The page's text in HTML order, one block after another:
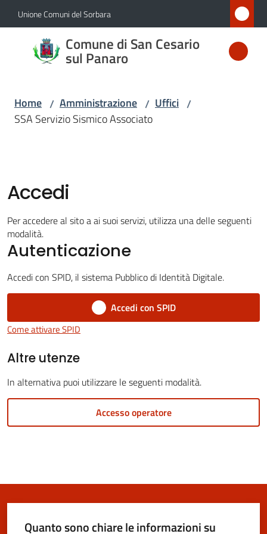
Vai al contenuto
Vai alla navigazione
Vai al footer
Unione Comuni del Sorbara
Comune di San Cesario
sul Panaro
Comune
di San
Panaro
Menu selezionato
Novità
Servizi
San
Panaro
gli
Home / Amministrazione / Uffici /
SSA Servizio Sismico Associato
Accedi
Per accedere al sito a ai suoi servizi, utilizza una delle seguenti
modalità.
Autenticazione
Accedi con SPID, il sistema Pubblico di Identità Digitale.
Accedi con SPID
Come attivare SPID
Altre utenze
In alternativa puoi utilizzare le seguenti modalità.
Accesso operatore
Quanto sono chiare le informazioni su